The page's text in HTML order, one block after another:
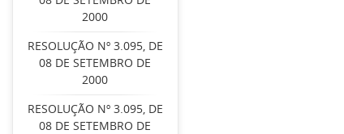
2000
RESOLUÇÃO Nº 3.095, DE
08 DE SETEMBRO DE
2000
RESOLUÇÃO Nº 3.095, DE
08 DE SETEMBRO DE